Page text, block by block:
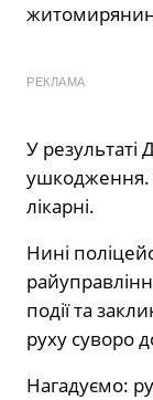
РЕКЛАМА
У результаті
ушкодження.
лікарні.
Нині
події та
руху суворо
Нагадуємо: